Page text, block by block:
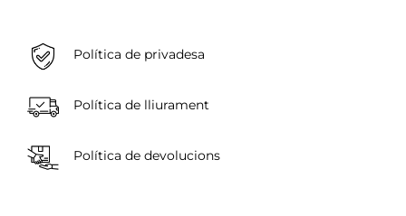
Política de privadesa
Política de lliurament
Política de devolucions